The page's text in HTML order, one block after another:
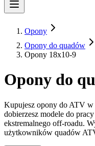
Opony
Opony do quadów
Opony 18x10-9
Opony do
Kupujesz opony do ATV w
dobierzesz modele do
ekstremalnego off-roadu.
użytkowników quadów